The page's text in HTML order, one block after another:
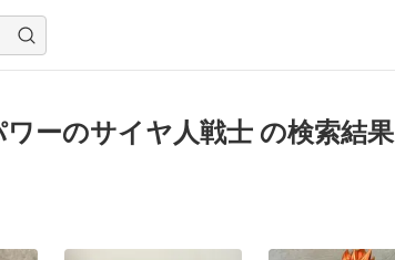
ーのサイヤ人戦士 の検索結果